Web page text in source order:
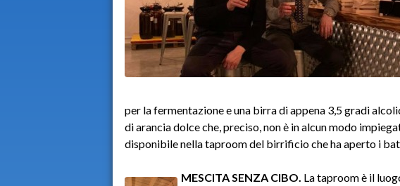
per la fermentazione e una birra di appena 3,5 gradi
di arancia dolce che, preciso, non è in alcun modo
disponibile nella taproom del birrificio che ha aperto i
MESCITA SENZA CIBO. La taproom è il